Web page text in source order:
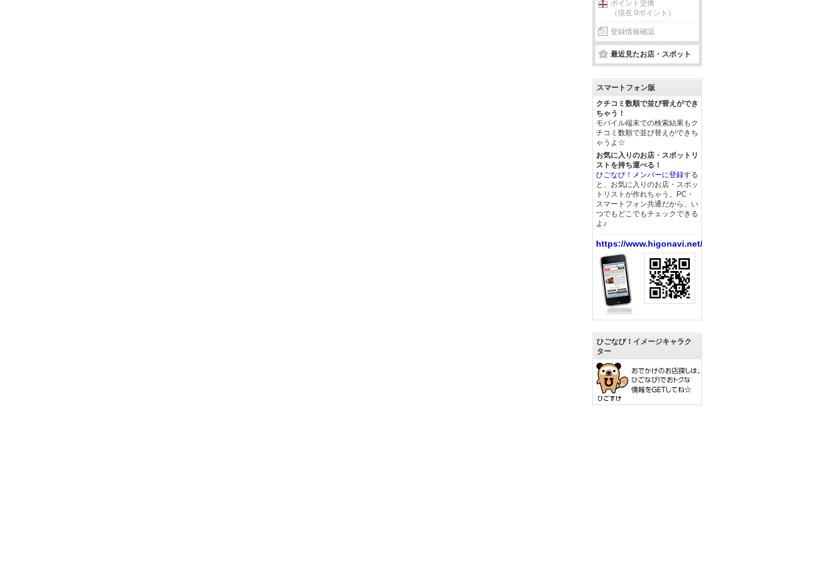
ポイント交換
（現在 0ポイント）
登録情報確認
最近見たお店・スポット
スマートフォン版
クチコミ数順で並び替えができ
ちゃう！
モバイル端末での検索結果もク
チコミ数順で並び替えができち
ゃうよ☆
お気に入りのお店・スポットリ
ストを持ち運べる！
ひごなび！メンバーに登録する
と、お気に入りのお店・スポッ
トリストが作れちゃう。PC・
スマートフォン共通だから、い
つでもどこでもチェックできる
よ♪
https://www.higonavi.net/
ひごなび！イメージキャラク
ター